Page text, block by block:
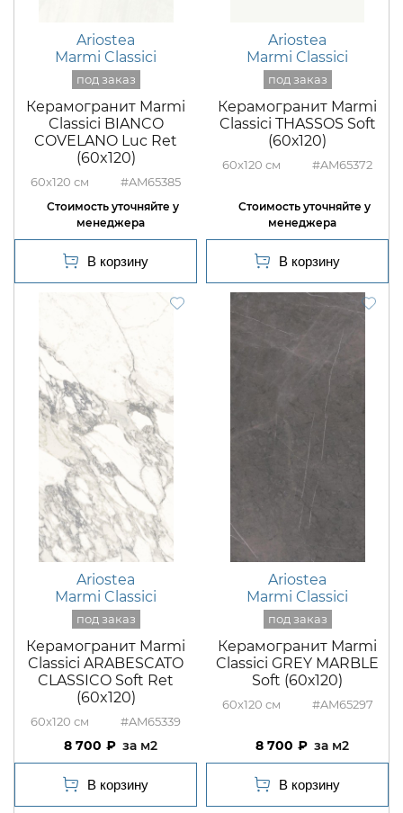
Ariostea
Marmi Classici
Керамогранит Marmi
Classici BIANCO
COVELANO Luc Ret
(60x120)
60x120 #AM65385
Ariostea
Marmi Classici
Керамогранит Marmi
Classici THASSOS Soft
(60х120)
60x120 #AM65372
Ariostea
Marmi Classici
Керамогранит Marmi
Classici ARABESCATO
CLASSICO Soft Ret
(60x120)
60x120 #AM65339
8 700 м2
Ariostea
Marmi Classici
Керамогранит Marmi
Classici GREY MARBLE
Soft (60х120)
60x120 #AM65297
8 700 м2